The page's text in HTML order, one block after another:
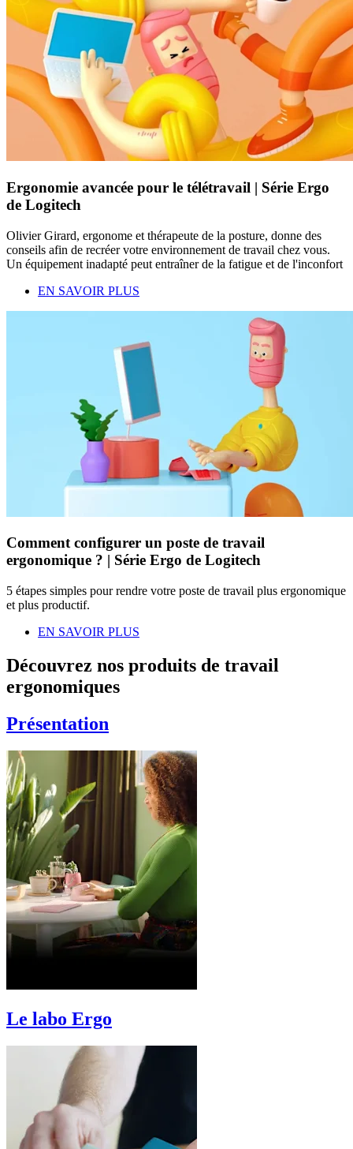
Ergonomie avancée pour le télétravail | Série Ergo
de Logitech
Olivier Girard, ergonome et thérapeute de la posture, donne des
conseils afin de recréer votre environnement de travail chez vous.
Un équipement inadapté peut entraîner de la fatigue et de l'inconfort
EN SAVOIR PLUS
Comment configurer un poste de travail
ergonomique ? | Série Ergo de Logitech
5 étapes simples pour rendre votre poste de travail plus ergonomique
et plus productif.
EN SAVOIR PLUS
Découvrez nos produits de travail
ergonomiques
Présentation
Le labo Ergo